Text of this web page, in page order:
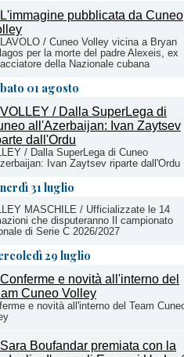
/ Cuneo Volley vicina a Bryan
per la morte del padre Alexeis, ex
della Nazionale cubana
01 agosto
/ Dalla SuperLega di Cuneo
Ivan Zaytsev riparte dall'Ordu
31 luglio
MASCHILE / Ufficializzate le 14
che disputeranno Il campionato
di Serie C 2026/2027
29 luglio
e novità all'interno del Team